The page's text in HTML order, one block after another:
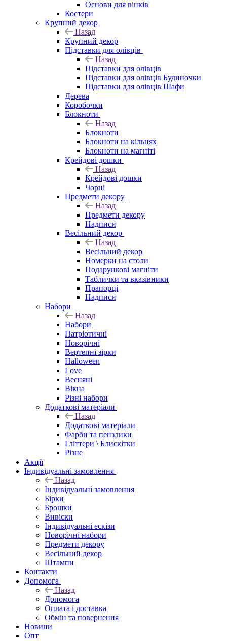
Основи для вінків
Костери
Крупний декор
Назад
Крупний декор
Підставки для олівців
Назад
Підставки для олівців
Підставки для олівців Будиночки
Підставки для олівців Шафи
Дерева
Коробочки
Блокноти
Назад
Блокноти
Блокноти на кільцях
Блокноти на магніті
Крейдові дошки
Назад
Крейдові дошки
Чорні
Предмети декору
Назад
Предмети декору
Надписи
Весільний декор
Назад
Весільний декор
Номерки на столи
Подарункові магніти
Таблички та вказівники
Прапорці
Надписи
Набори
Назад
Набори
Патріотичні
Новорічні
Вертепні зірки
Halloween
Love
Весняні
Вікна
Різні набори
Додаткові матеріали
Назад
Додаткові матеріали
Фарби та пензлики
Гліттери \ Блискітки
Різне
Акції
Індивідуальні замовлення
Назад
Індивідуальні замовлення
Бірки
Брошки
Вивіски
Індивідуальні ескізи
Новорічні набори
Предмети декору
Весільний декор
Штампи
Контакти
Допомога
Назад
Допомога
Оплата і доставка
Обмін та повернення
Новини
Опт